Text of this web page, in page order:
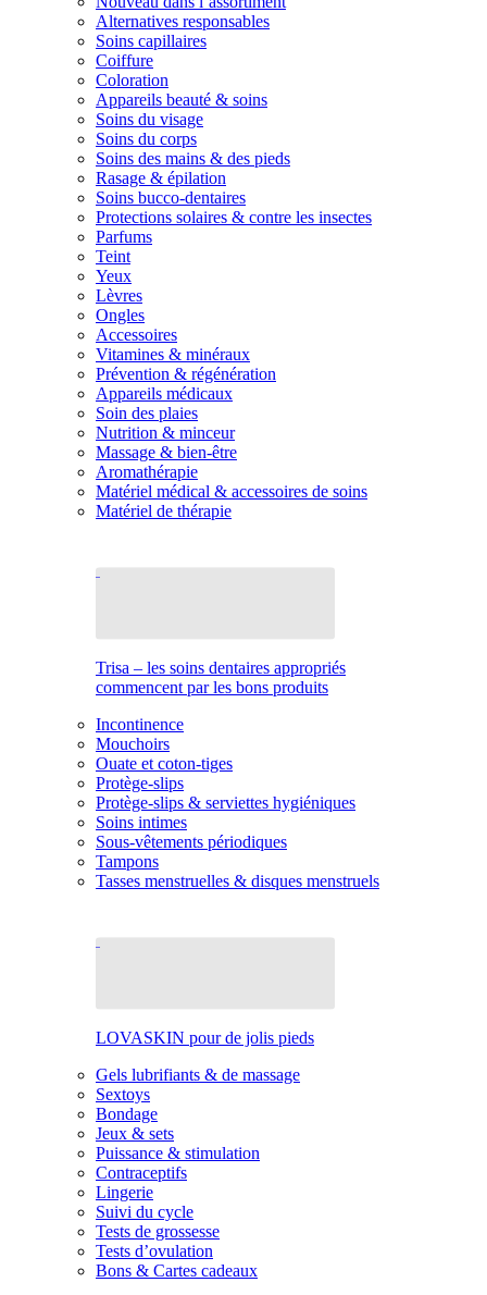
Alternatives responsables
Soins capillaires
Coiffure
Coloration
Appareils beauté & soins
Soins du visage
Soins du corps
Soins des mains & des pieds
Rasage & épilation
Soins bucco-dentaires
Protections solaires & contre les insectes
Parfums
Teint
Yeux
Lèvres
Ongles
Accessoires
Vitamines & minéraux
Prévention & régénération
Appareils médicaux
Soin des plaies
Nutrition & minceur
Massage & bien-être
Aromathérapie
Matériel médical & accessoires de soins
Matériel de thérapie
Trisa – les soins dentaires appropriés
commencent par les bons produits
Incontinence
Mouchoirs
Ouate et coton-tiges
Protège-slips
Protège-slips & serviettes hygiéniques
Soins intimes
Sous-vêtements périodiques
Tampons
Tasses menstruelles & disques menstruels
LOVASKIN pour de jolis pieds
Gels lubrifiants & de massage
Sextoys
Bondage
Jeux & sets
Puissance & stimulation
Contraceptifs
Lingerie
Suivi du cycle
Tests de grossesse
Tests d’ovulation
Bons & Cartes cadeaux